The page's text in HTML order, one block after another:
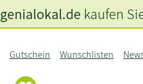
Gutschein Wunschlisten
genialokal.de kaufen